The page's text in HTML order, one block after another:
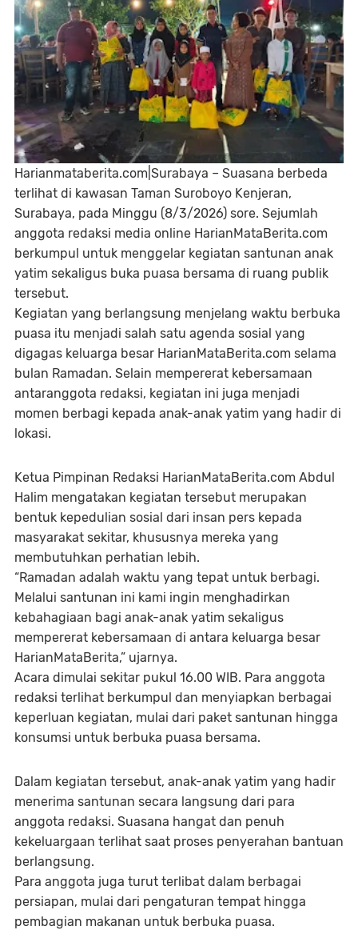
Harianmataberita.com| Surabaya – Suasana berbeda
terlihat di kawasan Taman Suroboyo Kenjeran,
Surabaya, pada Minggu (8/3/2026) sore. Sejumlah
anggota redaksi media online HarianMataBerita.com
berkumpul untuk menggelar kegiatan santunan anak
yatim sekaligus buka puasa bersama di ruang publik
tersebut.
Kegiatan yang berlangsung menjelang waktu berbuka
puasa itu menjadi salah satu agenda sosial yang
digagas keluarga besar HarianMataBerita.com selama
bulan Ramadan. Selain mempererat kebersamaan
antaranggota redaksi, kegiatan ini juga menjadi
momen berbagi kepada anak-anak yatim yang hadir di
lokasi.
Ketua Pimpinan Redaksi HarianMataBerita.com Abdul
Halim mengatakan kegiatan tersebut merupakan
bentuk kepedulian sosial dari insan pers kepada
masyarakat sekitar, khususnya mereka yang
membutuhkan perhatian lebih.
“Ramadan adalah waktu yang tepat untuk berbagi.
Melalui santunan ini kami ingin menghadirkan
kebahagiaan bagi anak-anak yatim sekaligus
mempererat kebersamaan di antara keluarga besar
HarianMataBerita,” ujarnya.
Acara dimulai sekitar pukul 16.00 WIB. Para anggota
redaksi terlihat berkumpul dan menyiapkan berbagai
keperluan kegiatan, mulai dari paket santunan hingga
konsumsi untuk berbuka puasa bersama.
Dalam kegiatan tersebut, anak-anak yatim yang hadir
menerima santunan secara langsung dari para
anggota redaksi. Suasana hangat dan penuh
kekeluargaan terlihat saat proses penyerahan bantuan
berlangsung.
Para anggota juga turut terlibat dalam berbagai
persiapan, mulai dari pengaturan tempat hingga
pembagian makanan untuk berbuka puasa.